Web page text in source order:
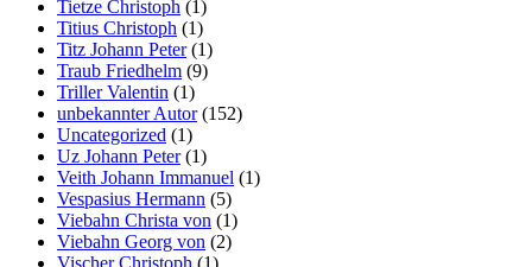
Tietze Christoph (1)
Titius Christoph (1)
Titz Johann Peter(1)
Traub Friedhelm (9)
Triller Valentin (1)
unbekannter Autor(152)
Uncategorized (1)
Uz Johann Peter(1)
Veith Johann Immanuel (1)
Vespasius Hermann (5)
Viebahn Christa von (1)
Viebahn Georg von (2)
Vischer Christoph (1)